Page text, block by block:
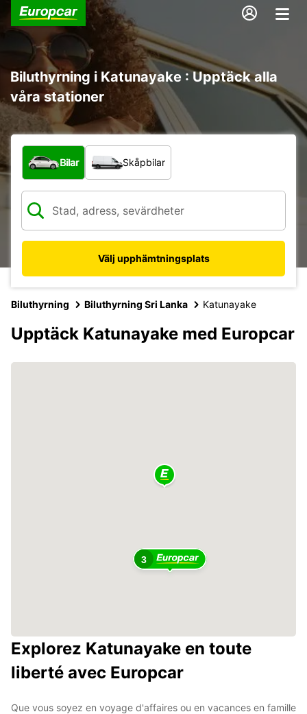
Biluthyrning i Katunayake : Upptäck alla
våra stationer
Vilken typ av fordon?
Bilar Skåpbilar
Välj upphämtningsplats
Biluthyrning Biluthyrning Sri Lanka Katunayake
Upptäck Katunayake med Europcar
3
Explorez Katunayake en toute
liberté avec Europcar
Que vous soyez en voyage d'affaires ou en vacances en famille